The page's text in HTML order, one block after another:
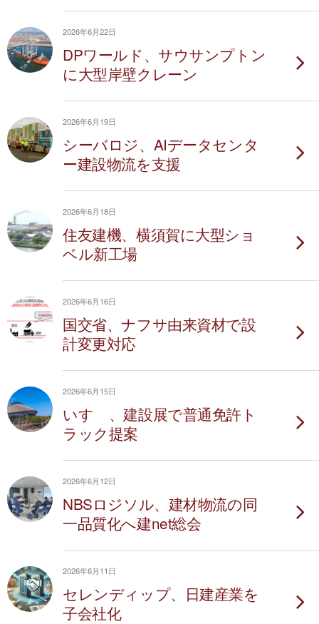
2026年6月22日
DPワールド、サウサンプトン
に大型岸壁クレーン
2026年6月19日
シーバロジ、AIデータセンタ
ー建設物流を支援
2026年6月18日
住友建機、横須賀に大型ショ
ベル新工場
2026年6月16日
国交省、ナフサ由来資材で設
計変更対応
2026年6月15日
いすゞ、建設展で普通免許ト
ラック提案
2026年6月12日
NBSロジソル、建材物流の同
一品質化へ建net総会
2026年6月11日
セレンディップ、日建産業を
子会社化